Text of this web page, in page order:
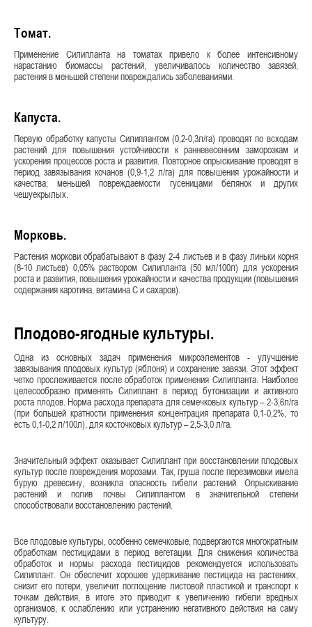
Томат.
Применение Силипланта на томатах привело к более интенсивному
нарастанию биомассы растений, увеличивалось количество завязей,
растения в меньшей степени повреждались заболеваниями.
Капуста.
Первую обработку капусты Силиплантом (0,2-0,3л/га) проводят по всходам
растений для повышения устойчивости к ранневесенним заморозкам и
ускорения процессов роста и развития. Повторное опрыскивание проводят в
период завязывания кочанов (0,9-1,2 л/га) для повышения урожайности и
качества, меньшей повреждаемости гусеницами белянок и других
чешуекрылых.
Морковь.
Растения моркови обрабатывают в фазу 2-4 листьев и в фазу линьки корня
(8-10 листьев) 0,05% раствором Силипланта (50 мл/100л) для ускорения
роста и развития, повышения урожайности и качества продукции (повышения
содержания каротина, витамина С и сахаров).
Плодово-ягодные культуры.
Одна из основных задач применения микроэлементов - улучшение
завязывания плодовых культур (яблоня) и сохранение завязи. Этот эффект
четко прослеживается после обработок применения Силипланта. Наиболее
целесообразно применять Силиплант в период бутонизации и активного
роста плодов. Норма расхода препарата для семечковых культур – 2-3,6л/га
(при большей кратности применения концентрация препарата 0,1-0,2%, то
есть 0,1-0,2 л/100л), для косточковых культур – 2,5-3,0 л/га.
Значительный эффект оказывает Силиплант при восстановлении плодовых
культур после повреждения морозами. Так, груша после перезимовки имела
бурую древесину, возникла опасность гибели растений. Опрыскивание
растений и полив почвы Силиплантом в значительной степени
способствовали вос­становлению растений.
Все плодовые культуры, особенно семечковые, подвергаются многократным
обработкам пестицидами в период вегетации. Для снижения количества
обработок и нормы расхода пестицидов рекомендуется использовать
Силиплант. Он обеспечит хорошее удерживание пестицида на растениях,
снизит его потери, увеличит поглощение листовой пластикой и транспорт к
точкам действия, в итоге это приводит к увеличению гибели вредных
организмов, к ослаблению или устранению негативного действия на саму
культуру.